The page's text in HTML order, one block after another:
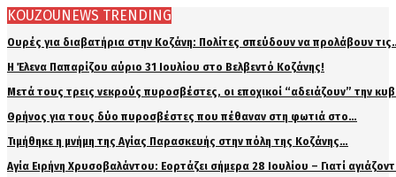
KOUZOUNEWS TRENDING
Ουρές για διαβατήρια στην Κοζάνη: Πολίτες σπεύδουν να προλάβουν
Η Έλενα Παπαρίζου αύριο 31 Ιουλίου στο Βελβεντό Κοζάνης!
Μετά τους τρεις νεκρούς πυροσβέστες, οι εποχικοί “αδειάζουν” την
Θρήνος για τους δύο πυροσβέστες που πέθαναν στη φωτιά στο…
Τιμήθηκε η μνήμη της Αγίας Παρασκευής στην πόλη της Κοζάνης…
Αγία Ειρήνη Χρυσοβαλάντου: Εορτάζει σήμερα 28 Ιουλίου – Γιατί